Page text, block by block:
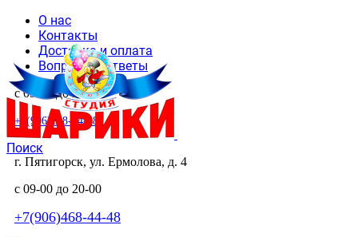
О нас
Контакты
Доставка и оплата
Вопросы и ответы
с 09-00 до 20-00
+7(906)468-44-48
Поиск
г. Пятигорск, ул. Ермолова, д. 4
с 09-00 до 20-00
+7(906)468-44-48